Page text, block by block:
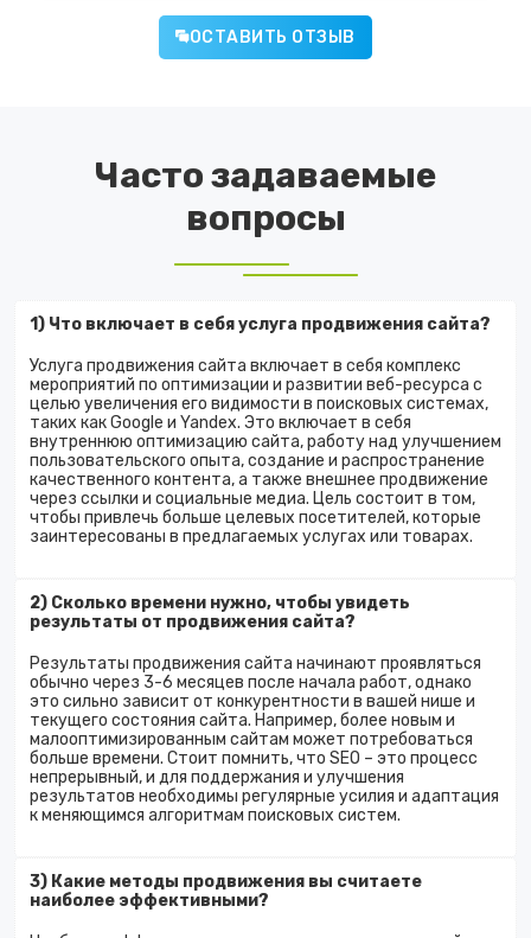
ОСТАВИТЬ ОТЗЫВ
Часто задаваемые
вопросы
1) Что включает в себя услуга продвижения сайта?
Услуга продвижения сайта включает в себя комплекс
мероприятий по оптимизации и развитии веб-ресурса с
целью увеличения его видимости в поисковых системах,
таких как Google и Yandex. Это включает в себя
внутреннюю оптимизацию сайта, работу над улучшением
пользовательского опыта, создание и распространение
качественного контента, а также внешнее продвижение
через ссылки и социальные медиа. Цель состоит в том,
чтобы привлечь больше целевых посетителей, которые
заинтересованы в предлагаемых услугах или товарах.
2) Сколько времени нужно, чтобы увидеть
результаты от продвижения сайта?
Результаты продвижения сайта начинают проявляться
обычно через 3-6 месяцев после начала работ, однако
это сильно зависит от конкурентности в вашей нише и
текущего состояния сайта. Например, более новым и
малооптимизированным сайтам может потребоваться
больше времени. Стоит помнить, что SEO – это процесс
непрерывный, и для поддержания и улучшения
результатов необходимы регулярные усилия и адаптация
к меняющимся алгоритмам поисковых систем.
3) Какие методы продвижения вы считаете
наиболее эффективными?